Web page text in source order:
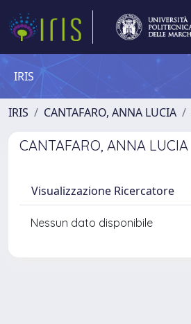
IRIS
IRIS CANTAFARO, ANNA LUCIA
CANTAFARO, ANNA LUCIA
Visualizzazione Ricercatore
Nessun dato disponibile